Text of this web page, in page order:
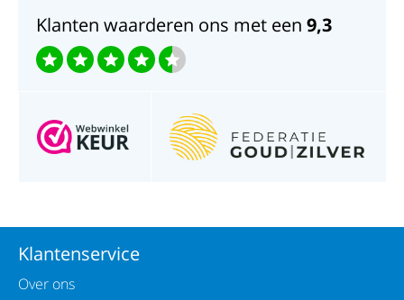
Klanten waarderen ons met een 9,3
Klantenservice
Over ons